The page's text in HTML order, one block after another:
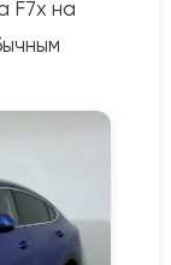
F7x на